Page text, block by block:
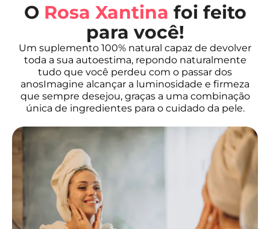
O Rosa Xantina foi feito
para você!
Um suplemento 100% natural capaz de devolver
toda a sua autoestima, repondo naturalmente
tudo que você perdeu com o passar dos
anosImagine alcançar a luminosidade e firmeza
que sempre desejou, graças a uma combinação
única de ingredientes para o cuidado da pele.